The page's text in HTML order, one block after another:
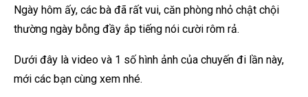
Ngày hôm ấy, các bà đã rất vui, căn phòng nhỏ chật chội
thường ngày bỗng đầy ắp tiếng nói cười rôm rả.
Dưới đây là video và 1 số hình ảnh của chuyến đi lần này,
mới các bạn cùng xem nhé.